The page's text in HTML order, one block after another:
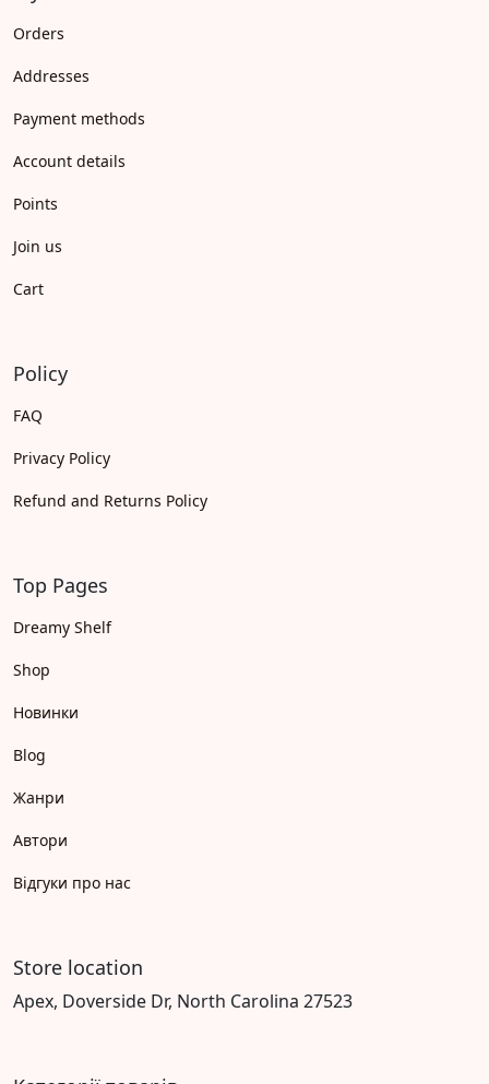
Orders
Addresses
Payment methods
Account details
Points
Join us
Cart
Policy
FAQ
Privacy Policy
Refund and Returns Policy
Top Pages
Dreamy Shelf
Shop
Новинки
Blog
Жанри
Автори
Відгуки про нас
Store location
Apex, Doverside Dr, North Carolina 27523